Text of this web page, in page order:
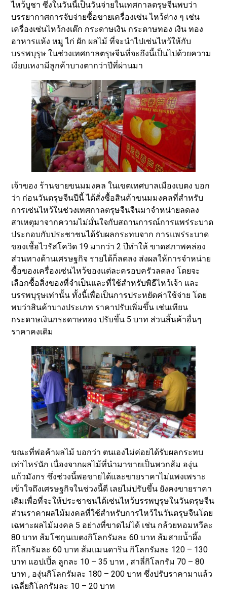
ไหว้บูชา ซึ่งในวันนี้เป็นวันจ่ายในเทศกาลตรุษจีนพบว่า
บรรยากาศการจับจ่ายซื้อขายเครื่องเซ่น ไหว้ต่าง ๆ เช่น
เครื่องเซ่นไหว้กงเต๊ก กระดาษเงิน กระดาษทอง เงิน ทอง
อาหารแห้ง หมู ไก่ ผัก ผลไม้ ที่จะนำไปเซ่นไหว้ให้กับ
บรรพบุรุษ ในช่วงเทศกาลตรุษจีนที่จะถึงนี้เป็นไปด้วยความ
เงียบเหงามีลูกค้าบางตากว่าปีที่ผ่านมา
เจ้าของ ร้านขายขนมมงคล ในเขตเทศบาลเมืองเบตง บอก
ว่า ก่อนวันตรุษจีนปีนี้ ได้สั่งซื้อสินค้าขนมมงคลที่สำหรับ
การเซ่นไหว้ในช่วงเทศกาลตรุษจีนจีนมาจำหน่ายลดลง
สาเหตุมาจากความไม่มั่นใจกับสถานการณ์การแพร่ระบาด
ประกอบกับประชาชนได้รับผลกระทบจาก การแพร่ระบาด
ของเชื้อไวรัสโควิด 19 มากว่า 2 ปีทำให้ ขาดสภาพคล่อง
ส่วนทางด้านเศรษฐกิจ รายได้ก็ลดลง ส่งผลให้การจำหน่าย
ซื้อของเครื่องเซ่นไหว้ของแต่ละครอบครัวลดลง โดยจะ
เลือกซื้อสิ่งของที่จำเป็นและที่ใช้สำหรับพิธีไหว้เจ้า และ
บรรพบุรุษเท่านั้น ทั้งนี้เพื่อเป็นการประหยัดค่าใช้จ่าย โดย
พบว่าสินค้าบางประเภท ราคาปรับเพิ่มขึ้น เช่นเทียน
กระดาษเงินกระดาษทอง ปรับขึ้น 5 บาท ส่วนสิ้นค้าอื่นๆ
ราคาคงเดิม
ขณะที่พ่อค้าผลไม้ บอกว่า ตนเองไม่ค่อยได้รับผลกระทบ
เท่าไหร่นัก เนื่องจากผลไม้ที่นำมาขายเป็นพวกส้ม องุ่น
แก้วมังกร ซึ่งช่วงนี้พอขายได้และขายราคาไม่แพงเพราะ
เข้าใจถึงเศรษฐกิจในช่วงนี้ดี เลยไม่ปรับขึ้น ยังคงขายราคา
เดิมเพื่อที่จะให้ประชาชนได้เซ่นไหว้บรรพบุรุษในวันตรุษจีน
ส่วนราคาผลไม้มงคลที่ใช้สำหรับการไหว้ในวันตรุษจีนโดย
เฉพาะผลไม้มงคล 5 อย่างที่ขาดไม่ได้ เช่น กล้วยหอมหวีละ
80 บาท ส้มโชกุนเบตงกิโลกรัมละ 60 บาท ส้มสายน้ำผึ้ง
กิโลกรัมละ 60 บาท ส้มแมนดาริน กิโลกรัมละ 120 – 130
บาท แอปเปิ้ล ลูกละ 10 – 35 บาท , สาลี่กิโลกรัม 70 – 80
บาท , องุ่นกิโลกรัมละ 180 – 200 บาท ซึ่งปรับราคามาแล้ว
เฉลี่ยกิโลกรัมละ 10 – 20 บาท